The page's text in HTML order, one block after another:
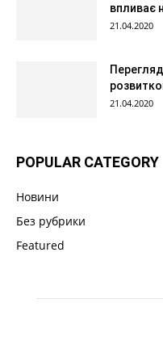
впливає
21.04.2020
21.04.2020
POPULAR CATEGORY
Новини
Без рубрики
Featured